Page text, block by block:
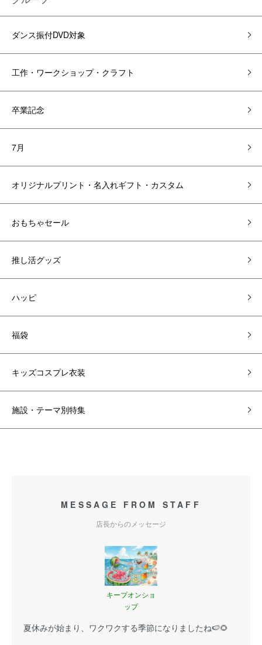
ダンス振付DVD対象
工作・ワークショップ・クラフト
卒業記念
7月
オリジナルプリント・名入れギフト・カスタム
おもちゃセール
推し活グッズ
ハッピ
福袋
キッズコスプレ衣装
施設・テーマ別特集
MESSAGE FROM STAFF
店長からのメッセージ
キープオンショ
ップ
夏休みが始まり、ワクワクする季節になりましたね🍉🌻